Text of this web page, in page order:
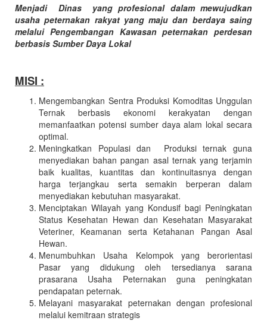
Situs
Resmi
Dinas
Peternakan
Kesehatan
Hewan
Kabupaten
Menjadi Dinas yang profesional dalam mewujudkan
usaha peternakan rakyat yang maju dan berdaya saing
melalui Pengembangan Kawasan peternakan perdesan
berbasis Sumber Daya Lokal
MISI :
Mengembangkan Sentra Produksi Komoditas Unggulan
Ternak berbasis ekonomi kerakyatan dengan
memanfaatkan potensi sumber daya alam lokal secara
optimal.
Meningkatkan Populasi dan Produksi ternak guna
menyediakan bahan pangan asal ternak yang terjamin
baik kualitas, kuantitas dan kontinuitasnya dengan
harga terjangkau serta semakin berperan dalam
menyediakan kebutuhan masyarakat.
Menciptakan Wilayah yang Kondusif bagi Peningkatan
Status Kesehatan Hewan dan Kesehatan Masyarakat
Veteriner, Keamanan serta Ketahanan Pangan Asal
Hewan.
Menumbuhkan Usaha Kelompok yang berorientasi
Pasar yang didukung oleh tersedianya sarana
prasarana Usaha Peternakan guna peningkatan
pendapatan peternak.
Melayani masyarakat peternakan dengan profesional
melalui kemitraan strategis